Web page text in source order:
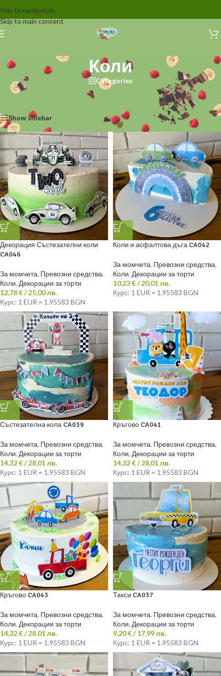
Skip to navigation
Skip to main content
Коли
Categories
Начало/Декорации за торти/За момчета Превозни средства/Коли
Показване на 1–12 от 31 резултата
Show sidebar
Декорация Състезателни коли
CA046
За момчета, Превозни средства,
Коли, Декорации за торти
12,78€/ 25,00 лв.
Курс: 1 EUR = 1.95583 BGN
Коли и асфалтова дъга CA042
За момчета, Превозни средства,
Коли, Декорации за торти
10,23€/ 20,01 лв.
Курс: 1 EUR = 1.95583 BGN
Състезателна кола CA039
За момчета, Превозни средства,
Коли, Декорации за торти
14,32€/ 28,01 лв.
Курс: 1 EUR = 1.95583 BGN
Кръгово CA041
За момчета, Превозни средства,
Коли, Декорации за торти
14,32€/ 28,01 лв.
Курс: 1 EUR = 1.95583 BGN
Кръгово CA043
За момчета, Превозни средства,
Коли, Декорации за торти
14,32€/ 28,01 лв.
Курс: 1 EUR = 1.95583 BGN
Такси CA037
За момчета, Превозни средства,
Коли, Декорации за торти
9,20€/ 17,99 лв.
Курс: 1 EUR = 1.95583 BGN